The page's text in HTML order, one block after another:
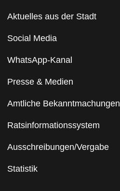
Aktuelles aus der Stadt
Social Media
WhatsApp-Kanal
Presse & Medien
Amtliche Bekanntmachungen
Ratsinformationssystem
Ausschreibungen/Vergabe
Statistik